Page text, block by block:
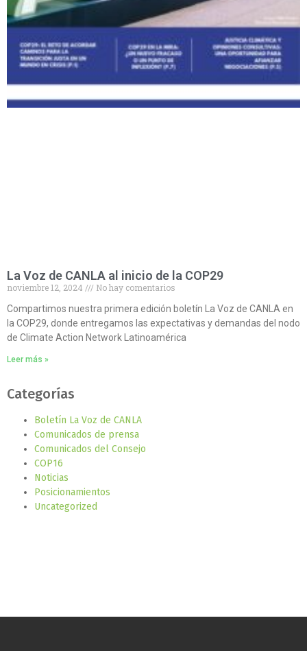
La Voz de CANLA al inicio de la COP29
noviembre 12, 2024
No hay comentarios
Compartimos nuestra primera edición boletín La Voz de CANLA en
la COP29, donde entregamos las expectativas y demandas del nodo
de Climate Action Network Latinoamérica
Leer más »
Categorías
Boletín La Voz de CANLA
Comunicados de prensa
Comunicados del Consejo
COP16
Noticias
Posicionamientos
Uncategorized